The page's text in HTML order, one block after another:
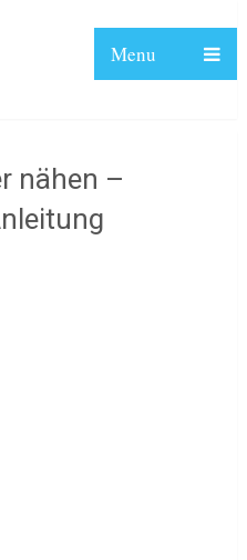
Menu
nähen –